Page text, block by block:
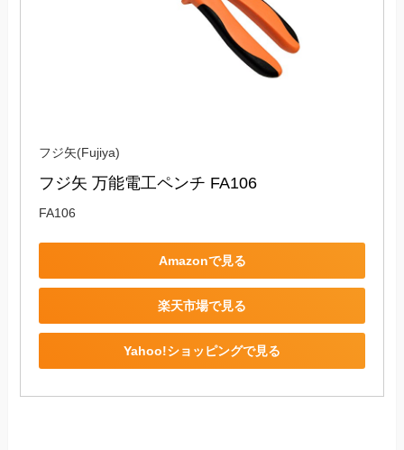
フジ矢(Fujiya)
フジ矢 万能電工ペンチ FA106
FA106
Amazonで見る
楽天市場で見る
Yahoo!ショッピングで見る